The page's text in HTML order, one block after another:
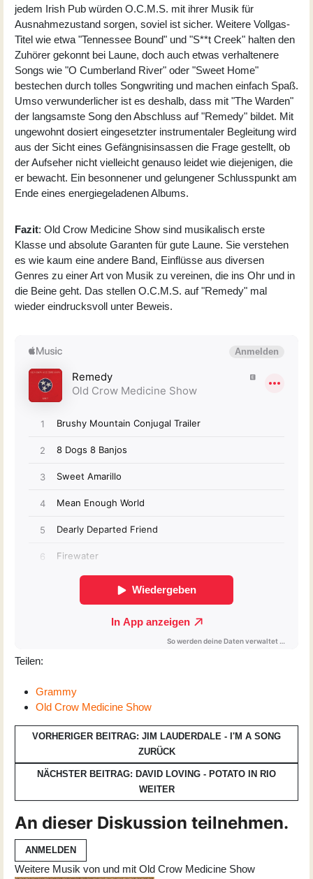
jedem Irish Pub würden O.C.M.S. mit ihrer Musik für
Ausnahmezustand sorgen, soviel ist sicher. Weitere Vollgas-
Titel wie etwa "Tennessee Bound" und "S**t Creek" halten den
Zuhörer gekonnt bei Laune, doch auch etwas verhaltenere
Songs wie "O Cumberland River" oder "Sweet Home"
bestechen durch tolles Songwriting und machen einfach Spaß.
Umso verwunderlicher ist es deshalb, dass mit "The Warden"
der langsamste Song den Abschluss auf "Remedy" bildet. Mit
ungewohnt dosiert eingesetzter instrumentaler Begleitung wird
aus der Sicht eines Gefängnisinsassen die Frage gestellt, ob
der Aufseher nicht vielleicht genauso leidet wie diejenigen, die
er bewacht. Ein besonnener und gelungener Schlusspunkt am
Ende eines energiegeladenen Albums.
Fazit: Old Crow Medicine Show sind musikalisch erste
Klasse und absolute Garanten für gute Laune. Sie verstehen
es wie kaum eine andere Band, Einflüsse aus diversen
Genres zu einer Art von Musik zu vereinen, die ins Ohr und in
die Beine geht. Das stellen O.C.M.S. auf "Remedy" mal
wieder eindrucksvoll unter Beweis.
Teilen:
Grammy
Old Crow Medicine Show
VORHERIGER BEITRAG: JIM LAUDERDALE - I'M A SONG
ZURÜCK
NÄCHSTER BEITRAG: DAVID LOVING - POTATO IN RIO
WEITER
An dieser Diskussion teilnehmen.
ANMELDEN
Weitere Musik von und mit Old Crow Medicine Show